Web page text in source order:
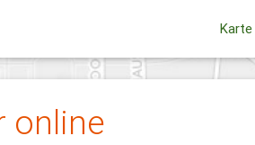
Karte
online